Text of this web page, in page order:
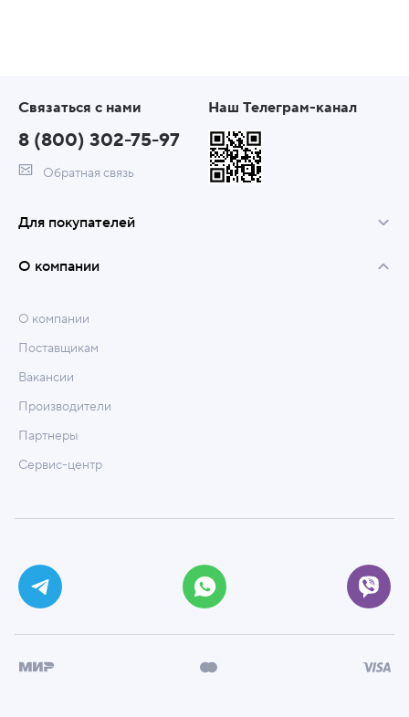
Связаться с нами
8 (800) 302-75-97
Обратная связь
Наш Телеграм-канал
Для покупателей
О компании
О компании
Поставщикам
Вакансии
Производители
Партнеры
Сервис-центр